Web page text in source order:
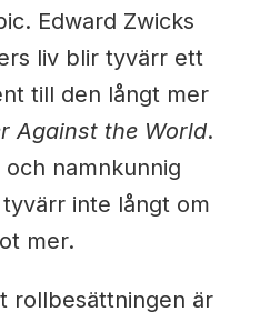
Edward Zwicks
liv blir tyvärr ett
till den långt mer
Against the World.
namnkunnig
inte långt om
mer.
rollbesättningen är